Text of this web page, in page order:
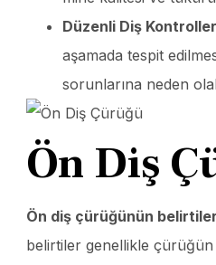
Düzenli Diş
aşamada tespit
sorunlarına neden
Ön Diş
Ön diş çürüğünün
belirtiler genellikle çürüğün